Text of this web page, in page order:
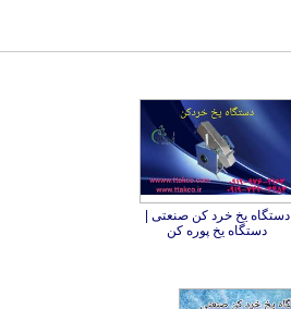
دستگاه یخ خرد کن صنعتی |
دستگاه یخ پوره کن